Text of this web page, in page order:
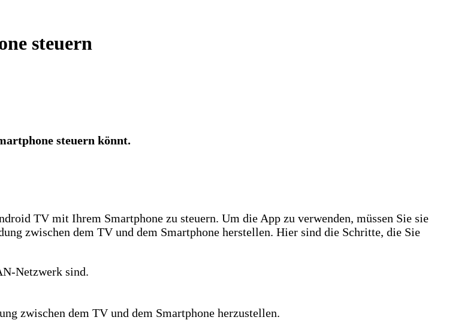
steuern
steuern könnt.
TV mit Ihrem Smartphone zu steuern. Um die App zu verwenden, müssen Sie sie
zwischen dem TV und dem Smartphone herstellen. Hier sind die Schritte, die Sie
Netzwerk sind.
zwischen dem TV und dem Smartphone herzustellen.